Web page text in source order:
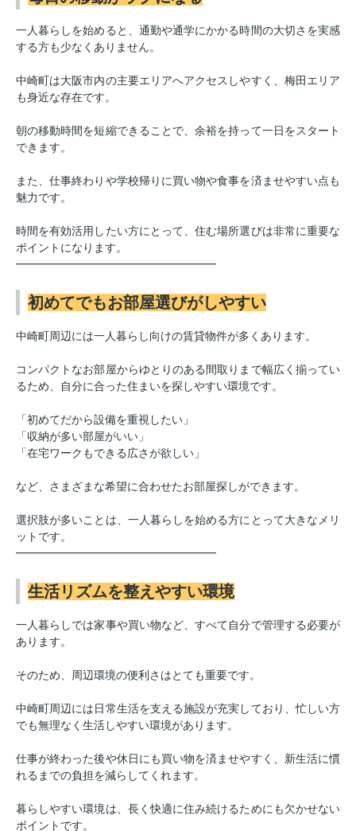
一人暮らしを始めると、通勤や通学にかかる時間の大切さを実感
する方も少なくありません。
中崎町は大阪市内の主要エリアへアクセスしやすく、梅田エリア
も身近な存在です。
朝の移動時間を短縮できることで、余裕を持って一日をスタート
できます。
また、仕事終わりや学校帰りに買い物や食事を済ませやすい点も
魅力です。
時間を有効活用したい方にとって、住む場所選びは非常に重要な
ポイントになります。
━━━━━━━━━━━━━━━━━━
初めてでもお部屋選びがしやすい
中崎町周辺には一人暮らし向けの賃貸物件が多くあります。
コンパクトなお部屋からゆとりのある間取りまで幅広く揃ってい
るため、自分に合った住まいを探しやすい環境です。
「初めてだから設備を重視したい」
「収納が多い部屋がいい」
「在宅ワークもできる広さが欲しい」
など、さまざまな希望に合わせたお部屋探しができます。
選択肢が多いことは、一人暮らしを始める方にとって大きなメリ
ットです。
━━━━━━━━━━━━━━━━━━
生活リズムを整えやすい環境
一人暮らしでは家事や買い物など、すべて自分で管理する必要が
あります。
そのため、周辺環境の便利さはとても重要です。
中崎町周辺には日常生活を支える施設が充実しており、忙しい方
でも無理なく生活しやすい環境があります。
仕事が終わった後や休日にも買い物を済ませやすく、新生活に慣
れるまでの負担を減らしてくれます。
暮らしやすい環境は、長く快適に住み続けるためにも欠かせない
ポイントです。